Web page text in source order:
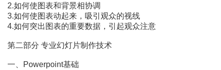
2.如何使图表和背景相协调
3.如何使图表动起来，吸引观众的视线
4.如何突出图表的重要数据，引起观众注意
第二部分 专业幻灯片制作技术
一、Powerpoint基础